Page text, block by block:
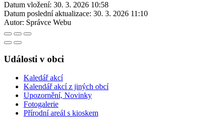
Datum vložení: 30. 3. 2026 10:58
Datum poslední aktualizace: 30. 3. 2026 11:10
Autor: Správce Webu
Události v obci
Kaledář akcí
Kalendář akcí z jiných obcí
Upozornění, Novinky
Fotogalerie
Přírodní areál s kioskem